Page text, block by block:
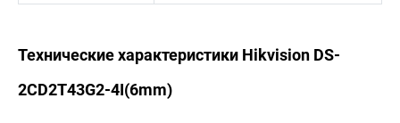
Технические характеристики Hikvision DS-
2CD2T43G2-4I(6mm)